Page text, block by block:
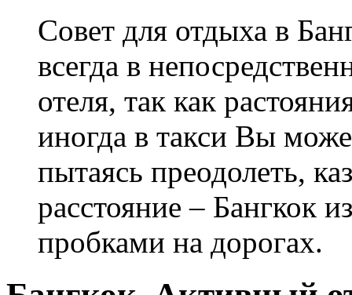
Совет для отдыха в
всегда в
отеля, так как
иногда в такси Вы
пытаясь преодолеть,
расстояние – Бангкок
пробками на дорогах.